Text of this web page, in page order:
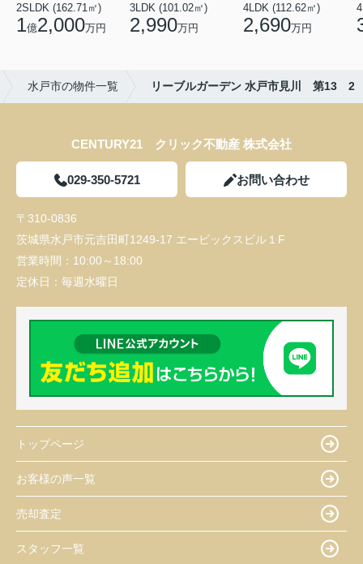
2SLDK (162.71㎡)
1億2,000万円
3LDK (101.02㎡)
2,990万円
4LDK (112.62㎡)
2,690万円
水戸市の物件一覧 リーブルガーデン 水戸市見川 第13 2
CENTURY21 クリック不動産 株式会社
029-350-5721 お問い合わせ
〒310-0836
茨城県水戸市元吉田町1249-17 エービックスビル１F
営業時間： 10:00～18:00
定休日： 毎週水曜日
トップページ
お客様の声一覧
売却査定
スタッフ一覧